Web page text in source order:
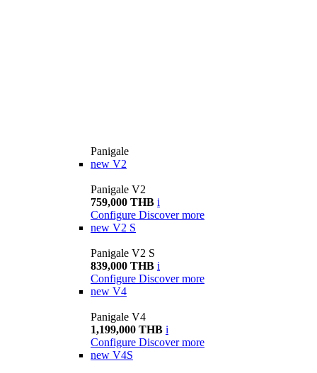
Panigale
new V2
Panigale V2
759,000 THB i
Configure Discover more
new V2 S
Panigale V2 S
839,000 THB i
Configure Discover more
new V4
Panigale V4
1,199,000 THB i
Configure Discover more
new V4S